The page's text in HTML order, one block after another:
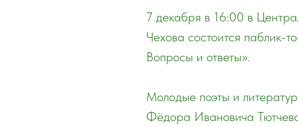
7 декабря в 16:00 в
Чехова состоится паблик-
Вопросы и ответы».
Молодые поэты и
Фёдора Ивановича